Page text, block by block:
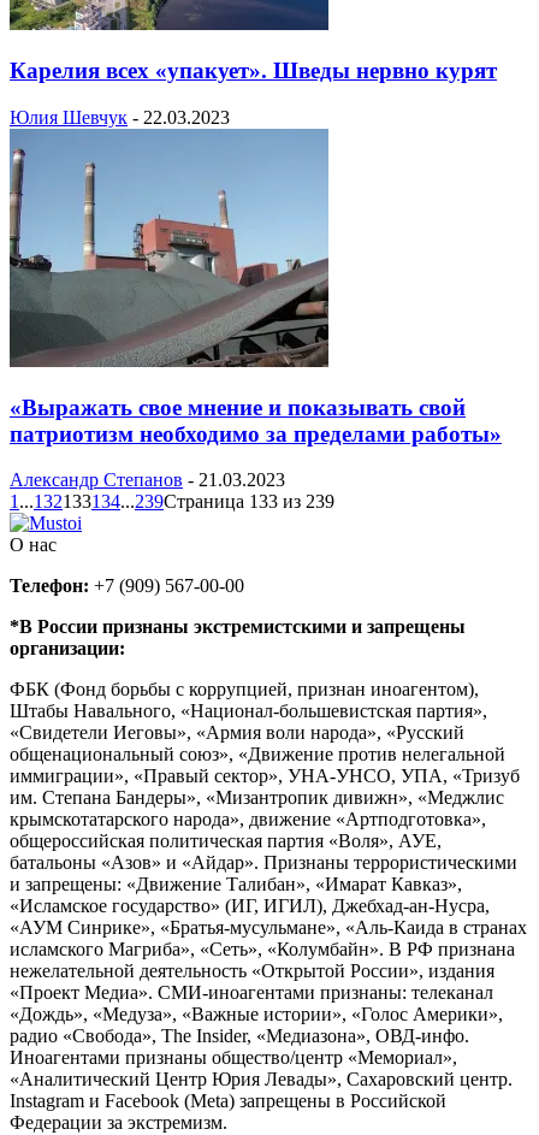
Карелия всех «упакует». Шведы нервно курят
Юлия Шевчук - 22.03.2023
«Выражать свое мнение и показывать свой
патриотизм необходимо за пределами работы»
Александр Степанов - 21.03.2023
1 ...132133134...239Страница 133 из 239
О нас
Телефон: +7 (909) 567-00-00
*В России признаны экстремистскими и запрещены
организации:
ФБК (Фонд борьбы с коррупцией, признан иноагентом),
Штабы Навального, «Национал-большевистская партия»,
«Свидетели Иеговы», «Армия воли народа», «Русский
общенациональный союз», «Движение против нелегальной
иммиграции», «Правый сектор», УНА-УНСО, УПА, «Тризуб
им. Степана Бандеры», «Мизантропик дивижн», «Меджлис
крымскотатарского народа», движение «Артподготовка»,
общероссийская политическая партия «Воля», АУЕ,
батальоны «Азов» и «Айдар». Признаны террористическими
и запрещены: «Движение Талибан», «Имарат Кавказ»,
«Исламское государство» (ИГ, ИГИЛ), Джебхад-ан-Нусра,
«АУМ Синрике», «Братья-мусульмане», «Аль-Каида в странах
исламского Магриба», «Сеть», «Колумбайн». В РФ признана
нежелательной деятельность «Открытой России», издания
«Проект Медиа». СМИ-иноагентами признаны: телеканал
«Дождь», «Медуза», «Важные истории», «Голос Америки»,
радио «Свобода», The Insider, «Медиазона», ОВД-инфо.
Иноагентами признаны общество/центр «Мемориал»,
«Аналитический Центр Юрия Левады», Сахаровский центр.
Instagram и Facebook (Metа) запрещены в Российской
Федерации за экстремизм.